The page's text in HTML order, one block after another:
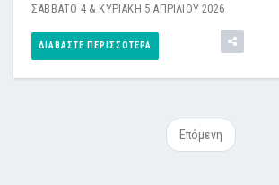
ΣΑΒΒΑΤΟ 4 & ΚΥΡΙΑΚΗ 5 ΑΠΡΙΛΙΟΥ 2026
ΔΙΑΒΆΣΤΕ ΠΕΡΙΣΣΌΤΕΡΑ
Επόμενη